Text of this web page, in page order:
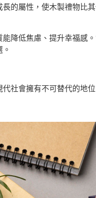
的屬性，使木製禮物比
降低焦慮、提升幸福感
社會擁有不可替代的地位